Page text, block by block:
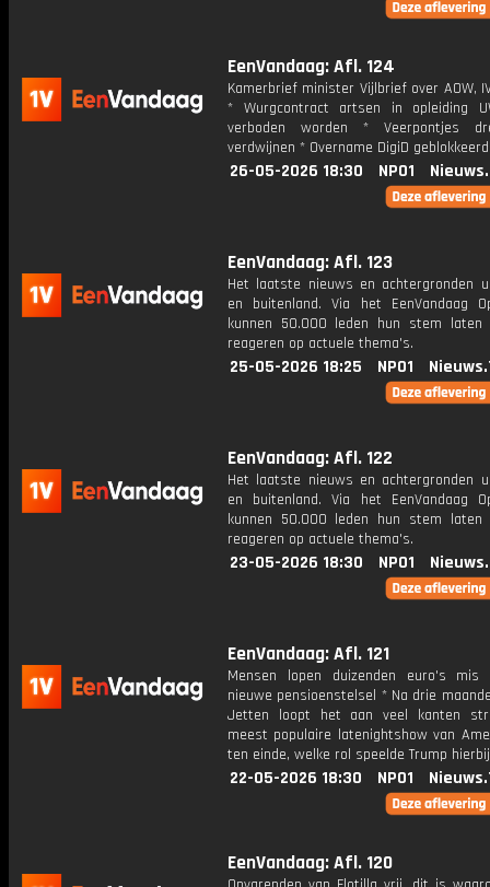
EenVandaag: Afl. 124
Kamerbrief minister Vijlbrief over AOW,
* Wurgcontract artsen in opleiding
verboden worden * Veerpontjes
verdwijnen * Overname DigiD
26-05-2026 18:30 NPO1
EenVandaag: Afl. 123
Het laatste nieuws en achtergronden
en buitenland. Via het EenVandaag
kunnen 50.000 leden hun stem laten
reageren op actuele thema's.
25-05-2026 18:25 NPO1
EenVandaag: Afl. 122
Het laatste nieuws en achtergronden
en buitenland. Via het EenVandaag
kunnen 50.000 leden hun stem laten
reageren op actuele thema's.
23-05-2026 18:30 NPO1
EenVandaag: Afl. 121
Mensen lopen duizenden euro's
nieuwe pensioenstelsel * Na drie
Jetten loopt het aan veel kanten
meest populaire latenightshow van
ten einde, welke rol speelde Trump
22-05-2026 18:30 NPO1
EenVandaag: Afl. 120